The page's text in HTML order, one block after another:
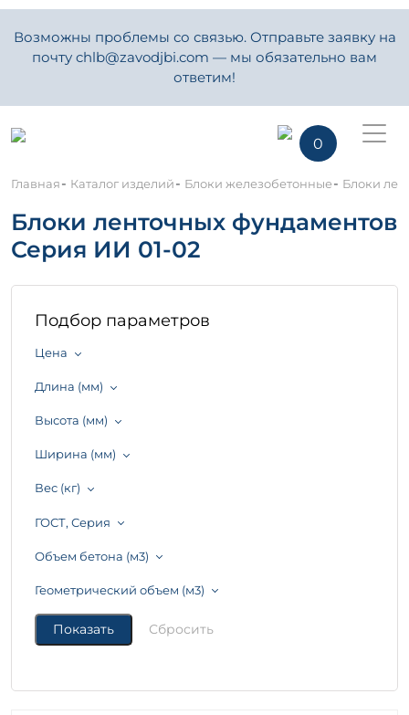
Возможны проблемы со связью. Отправьте заявку на
почту chlb@zavodjbi.com — мы обязательно вам
ответим!
0
Главная- Каталог изделий- Блоки железобетонные- Блоки
Блоки ленточных фундаментов
Серия ИИ 01-02
Подбор параметров
Цена
Длина (мм)
Высота (мм)
Ширина (мм)
Вес (кг)
ГОСТ, Серия
Объем бетона (м3)
Геометрический объем (м3)